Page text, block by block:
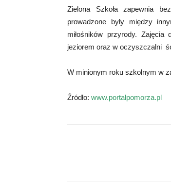
Zielona Szkoła zapewnia
prowadzone były między
miłośników przyrody.
jeziorem oraz w oczyszczalni
W minionym roku szkolnym w
Źródło: www.portalpomorza.pl